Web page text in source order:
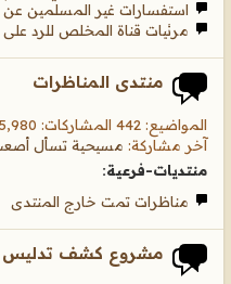
استفسارات غير المسلمين عن
مرئيات قناة المخلص للرد على
منتدى المناظرات
المواضيع: 442 المشاركات: 25,980
آخر مشاركة: مسيحية تسأل أصعب
منتديات-فرعية:
مناظرات تمت خارج المنتدى
مشروع كشف تدليس